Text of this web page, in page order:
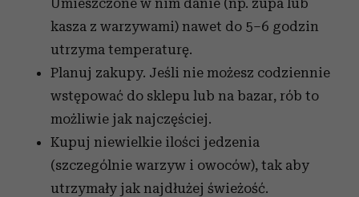
Umieszczone w nim danie (np. zupa lub
kasza z warzywami) nawet do 5–6 godzin
utrzyma temperaturę.
Planuj zakupy. Jeśli nie możesz codziennie
wstępować do sklepu lub na bazar, rób to
możliwie jak najczęściej.
Kupuj niewielkie ilości jedzenia
(szczególnie warzyw i owoców), tak aby
utrzymały jak najdłużej świeżość.